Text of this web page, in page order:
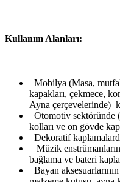
Kullanım Alanları:
Mobilya (Masa,
kapakları, çekmece,
Ayna çerçevelerinde)
Otomotiv sektöründe
kolları ve on gövde
Dekoratif
Müzik
bağlama ve bateri
Bayan